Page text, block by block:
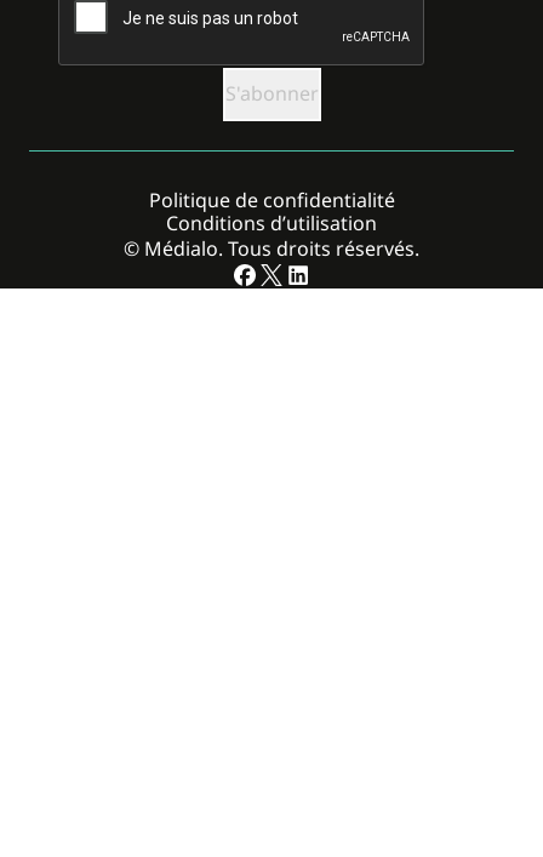
© Médialo. Tous droits réservés.
Politique de confidentialité
Conditions d’utilisation